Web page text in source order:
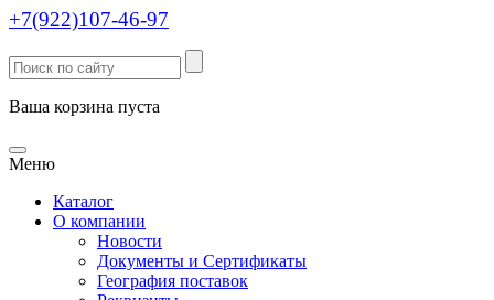
+7(922)107-46-97
Ваша корзина пуста
Меню
Каталог
О компании
Новости
Документы и Сертификаты
География поставок